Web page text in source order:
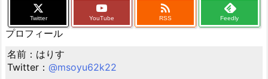
Twitter YouTube

RSS Feedly
プロフィール
名前：はりす
Twitter： @msoyu62k22